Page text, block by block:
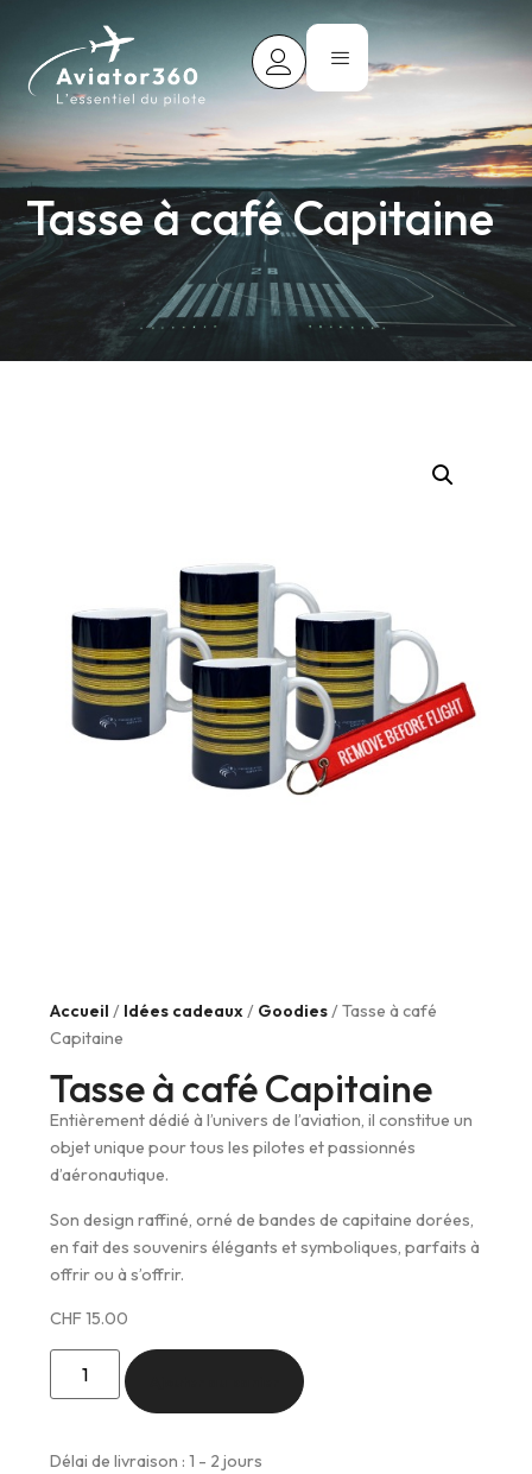
Tasse à café Capitaine
Accueil / Idées cadeaux/ Goodies/ Tasse à café
Capitaine
Tasse à café Capitaine
Entièrement dédié à l’univers de l’aviation, il constitue un
objet unique pour tous les pilotes et passionnés
d’aéronautique.
Son design raffiné, orné de bandes de capitaine dorées,
en fait des souvenirs élégants et symboliques, parfaits à
offrir ou à s’offrir.
CHF15.00
Délai de livraison : 1 - 2 jours